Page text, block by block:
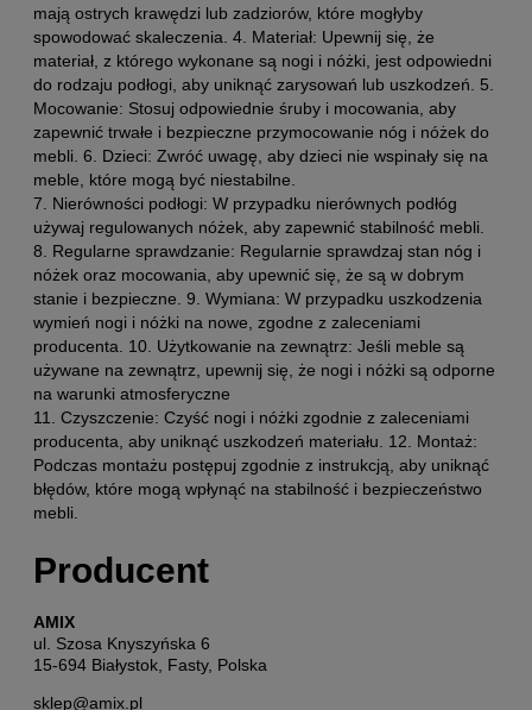
mają ostrych krawędzi lub zadziorów, które mogłyby
spowodować skaleczenia. 4. Materiał: Upewnij się, że
materiał, z którego wykonane są nogi i nóżki, jest odpowiedni
do rodzaju podłogi, aby uniknąć zarysowań lub uszkodzeń. 5.
Mocowanie: Stosuj odpowiednie śruby i mocowania, aby
zapewnić trwałe i bezpieczne przymocowanie nóg i nóżek do
mebli. 6. Dzieci: Zwróć uwagę, aby dzieci nie wspinały się na
meble, które mogą być niestabilne.
7. Nierówności podłogi: W przypadku nierównych podłóg
używaj regulowanych nóżek, aby zapewnić stabilność mebli.
8. Regularne sprawdzanie: Regularnie sprawdzaj stan nóg i
nóżek oraz mocowania, aby upewnić się, że są w dobrym
stanie i bezpieczne. 9. Wymiana: W przypadku uszkodzenia
wymień nogi i nóżki na nowe, zgodne z zaleceniami
producenta. 10. Użytkowanie na zewnątrz: Jeśli meble są
używane na zewnątrz, upewnij się, że nogi i nóżki są odporne
na warunki atmosferyczne
11. Czyszczenie: Czyść nogi i nóżki zgodnie z zaleceniami
producenta, aby uniknąć uszkodzeń materiału. 12. Montaż:
Podczas montażu postępuj zgodnie z instrukcją, aby uniknąć
błędów, które mogą wpłynąć na stabilność i bezpieczeństwo
mebli.
Producent
AMIX
ul. Szosa Knyszyńska 6
15-694 Białystok, Fasty, Polska
sklep@amix.pl